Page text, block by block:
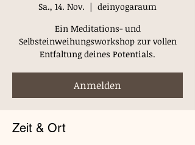
Sa., 14. Nov.
  |
deinyogaraum
Ein Meditations- und
Selbsteinweihungsworkshop zur vollen
Entfaltung deines Potentials.
Anmelden
Zeit & Ort